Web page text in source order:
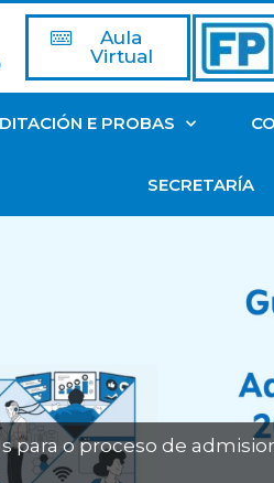
Aula
Virtual
E PROBAS
SECRETARÍA
de